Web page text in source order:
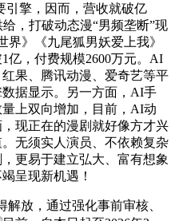
引擎，因而，营收就破亿
，打破动态漫“男频垄断”现
界》《九尾狐男妖爱上我》
亿，付费规模2600万元。AI
果、腾讯动漫、爱奇艺等平
据显示。另一方面，AI手
上双向增加，目前，AI动
现正在的漫剧就好像方才兴
无须实人演员、不依赖复杂
更易于建立弘大、富有想象
呈现新机遇！
放，通过强化事前审核、